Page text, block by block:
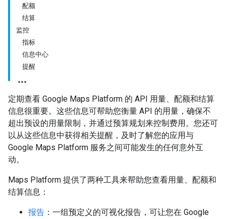
配额
结算
监控
指标
信息中心
提醒
定期查看 Google Maps Platform 的 API 用量、配额和结算
信息很重要。这些信息可帮助您衡量 API 的用量，确保不
超出预设的用量限制，并通过预算规划来控制费用。您还可
以从这些信息中获得相关提醒，及时了解您的应用与
Google Maps Platform 服务之间可能发生的任何意外互
动。
Maps Platform 提供了两种工具来帮助您查看用量、配额和
结算信息：
报告 ：一组预定义的可视化报告，可让您在 Google